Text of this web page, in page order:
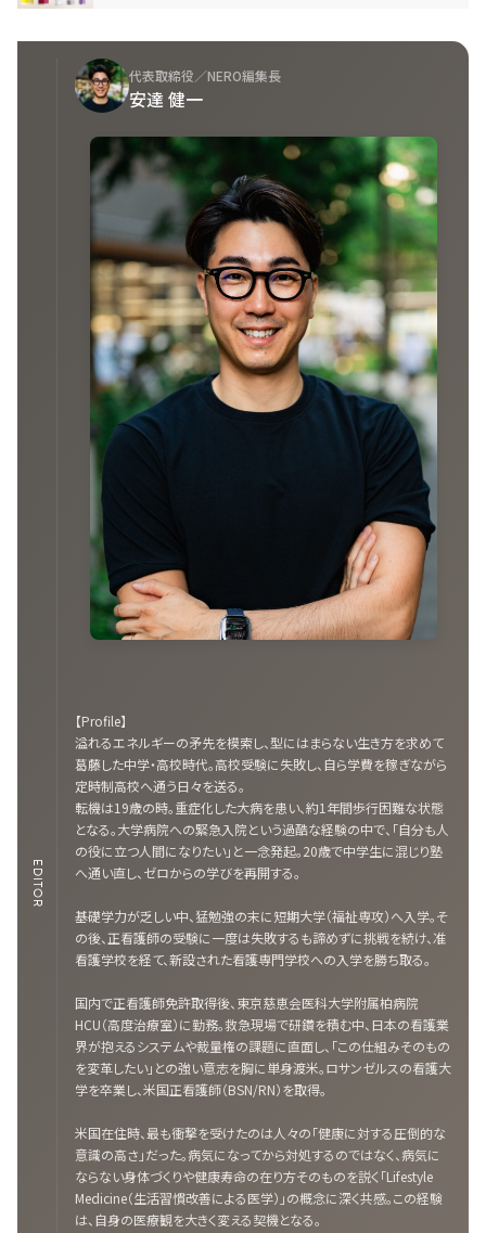
EDITOR
代表取締役／NERO編集長
安達 健一
【Profile】
溢れるエネルギーの矛先を模索し、型にはまらない生き方を求めて
葛藤した中学・高校時代。高校受験に失敗し、自ら学費を稼ぎながら
定時制高校へ通う日々を送る。
転機は19歳の時。重症化した大病を患い、約1年間歩行困難な状態
となる。大学病院への緊急入院という過酷な経験の中で、「自分も人
の役に立つ人間になりたい」と一念発起。20歳で中学生に混じり塾
へ通い直し、ゼロからの学びを再開する。
基礎学力が乏しい中、猛勉強の末に短期大学（福祉専攻）へ入学。そ
の後、正看護師の受験に一度は失敗するも諦めずに挑戦を続け、准
看護学校を経て、新設された看護専門学校への入学を勝ち取る。
国内で正看護師免許取得後、東京慈恵会医科大学附属柏病院
HCU（高度治療室）に勤務。救急現場で研鑽を積む中、日本の看護業
界が抱えるシステムや裁量権の課題に直面し、「この仕組みそのもの
を変革したい」との強い意志を胸に単身渡米。ロサンゼルスの看護大
学を卒業し、米国正看護師（BSN/RN）を取得。
米国在住時、最も衝撃を受けたのは人々の「健康に対する圧倒的な
意識の高さ」だった。病気になってから対処するのではなく、病気に
ならない身体づくりや健康寿命の在り方そのものを説く「Lifestyle
Medicine（生活習慣改善による医学）」の概念に深く共感。この経験
は、自身の医療観を大きく変える契機となる。